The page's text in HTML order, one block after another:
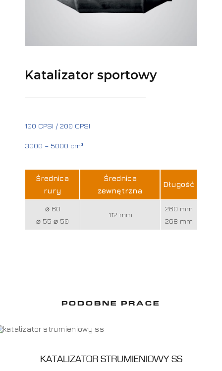
Katalizator sportowy
100 CPSI / 200 CPSI
3000 – 5000 cm³
Średnica
rury
Średnica
zewnętrzna
Długość
⌀ 60
⌀ 55 ⌀ 50
112 mm
260 mm
268 mm
PODOBNE PRACE
KATALIZATOR STRUMIENIOWY SS